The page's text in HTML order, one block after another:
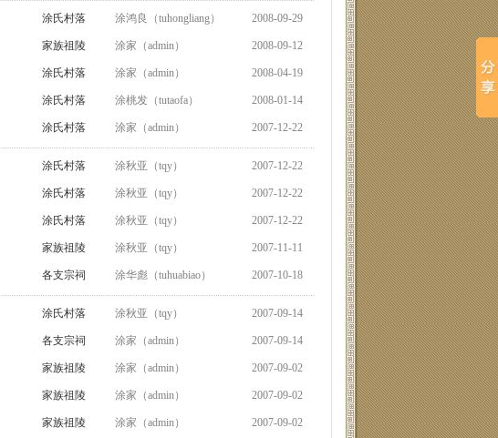
涂氏村落 涂鸿良（tuhongliang） 2008-09-29
家族祖陵 涂家（admin） 2008-09-12
涂氏村落 涂家（admin） 2008-04-19
涂氏村落 涂桃发（tutaofa） 2008-01-14
涂氏村落 涂家（admin） 2007-12-22
涂氏村落 涂秋亚（tqy） 2007-12-22
涂氏村落 涂秋亚（tqy） 2007-12-22
涂氏村落 涂秋亚（tqy） 2007-12-22
家族祖陵 涂秋亚（tqy） 2007-11-11
各支宗祠 涂华彪（tuhuabiao） 2007-10-18
涂氏村落 涂秋亚（tqy） 2007-09-14
各支宗祠 涂家（admin） 2007-09-14
家族祖陵 涂家（admin） 2007-09-02
家族祖陵 涂家（admin） 2007-09-02
家族祖陵 涂家（admin） 2007-09-02